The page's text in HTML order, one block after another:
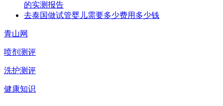
的实测报告
去泰国做试管婴儿需要多少费用多少钱
青山网
喷剂测评
洗护测评
健康知识